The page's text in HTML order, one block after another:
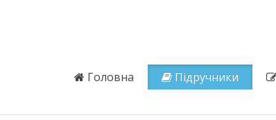
Головна Підручники